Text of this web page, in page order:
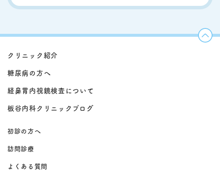
クリニック紹介
糖尿病の方へ
経鼻胃内視鏡検査について
板谷内科クリニックブログ
初診の方へ
訪問診療
よくある質問